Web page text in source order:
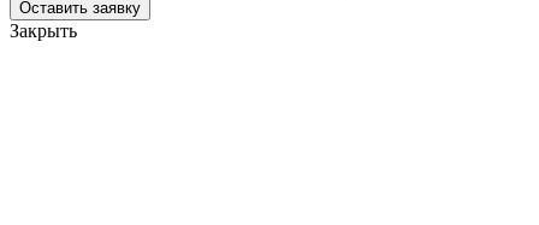
Оставить заявку
Закрыть